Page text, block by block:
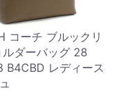
コーチ ブルックリ
ルダーバッグ 28
B4CBD レディース